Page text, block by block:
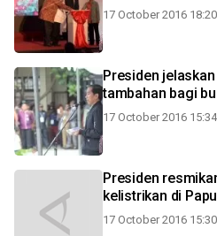
17 October 2016
Presiden
tambahan bagi
17 October 2016
Presiden
kelistrikan di
17 October 2016